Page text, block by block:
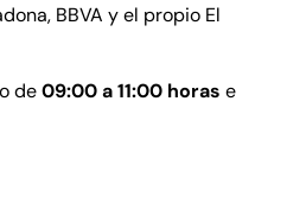
BBVA y el propio El
de09:00 a 11:00 horas e